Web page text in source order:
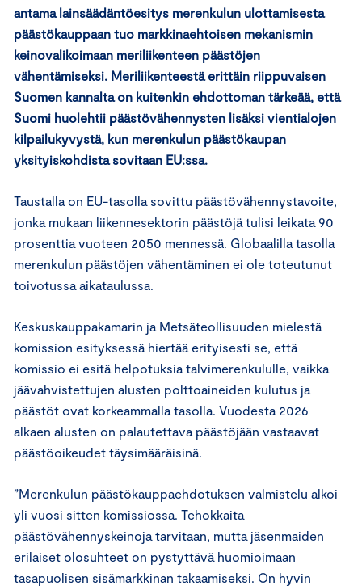
antama lainsäädäntöesitys merenkulun ulottamisesta
päästökauppaan tuo markkinaehtoisen mekanismin
keinovalikoimaan meriliikenteen päästöjen
vähentämiseksi. Meriliikenteestä erittäin riippuvaisen
Suomen kannalta on kuitenkin ehdottoman tärkeää, että
Suomi huolehtii päästövähennysten lisäksi vientialojen
kilpailukyvystä, kun merenkulun päästökaupan
yksityiskohdista sovitaan EU:ssa.
Taustalla on EU-tasolla sovittu päästövähennystavoite,
jonka mukaan liikennesektorin päästöjä tulisi leikata 90
prosenttia vuoteen 2050 mennessä. Globaalilla tasolla
merenkulun päästöjen vähentäminen ei ole toteutunut
toivotussa aikataulussa.
Keskuskauppakamarin ja Metsäteollisuuden mielestä
komission esityksessä hiertää erityisesti se, että
komissio ei esitä helpotuksia talvimerenkululle, vaikka
jäävahvistettujen alusten polttoaineiden kulutus ja
päästöt ovat korkeammalla tasolla. Vuodesta 2026
alkaen alusten on palautettava päästöjään vastaavat
päästöoikeudet täysimääräisinä.
”Merenkulun päästökauppaehdotuksen valmistelu alkoi
yli vuosi sitten komissiossa. Tehokkaita
päästövähennyskeinoja tarvitaan, mutta jäsenmaiden
erilaiset olosuhteet on pystyttävä huomioimaan
tasapuolisen sisämarkkinan takaamiseksi. On hyvin